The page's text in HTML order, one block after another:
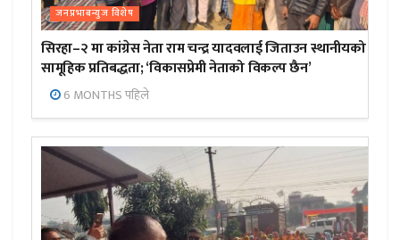
जनप्रभाबन्युज विशेष
सिरहा–२ मा कांग्रेस नेता राम चन्द्र यादवलाई जिताउन स्थानीयको
सामूहिक प्रतिबद्धता; ‘विकासप्रेमी नेताको विकल्प छैन’
6 MONTHS पहिले